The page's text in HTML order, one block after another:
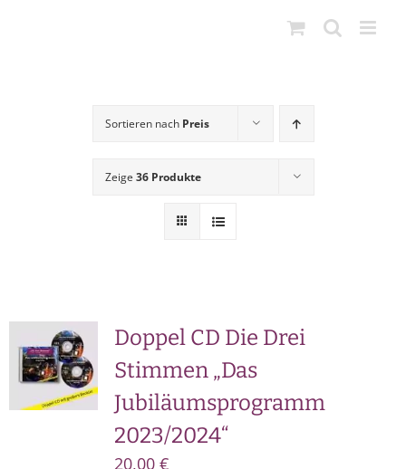
Sortieren nach Preis
Zeige 36 Produkte
Doppel CD Die Drei
Stimmen „Das
Jubiläumsprogramm
2023/2024“
20,00 €